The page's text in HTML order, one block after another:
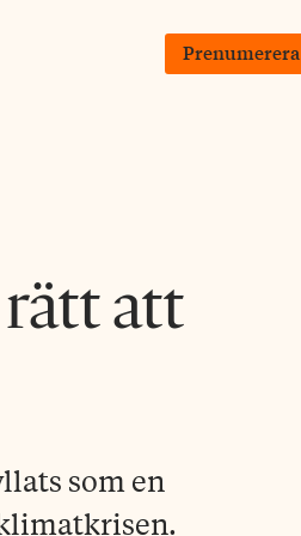
Prenumerera
att
som en